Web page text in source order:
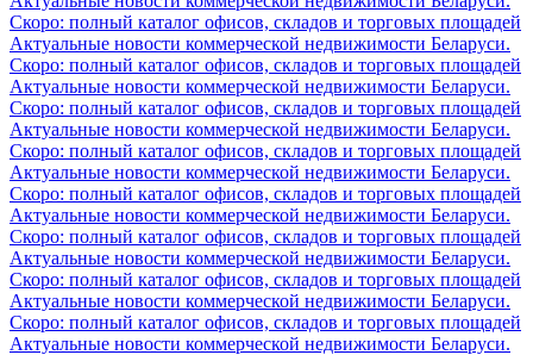
Скоро: полный каталог офисов, складов и торговых площадей
Актуальные новости коммерческой недвижимости Беларуси.
Скоро: полный каталог офисов, складов и торговых площадей
Актуальные новости коммерческой недвижимости Беларуси.
Скоро: полный каталог офисов, складов и торговых площадей
Актуальные новости коммерческой недвижимости Беларуси.
Скоро: полный каталог офисов, складов и торговых площадей
Актуальные новости коммерческой недвижимости Беларуси.
Скоро: полный каталог офисов, складов и торговых площадей
Актуальные новости коммерческой недвижимости Беларуси.
Скоро: полный каталог офисов, складов и торговых площадей
Актуальные новости коммерческой недвижимости Беларуси.
Скоро: полный каталог офисов, складов и торговых площадей
Актуальные новости коммерческой недвижимости Беларуси.
Скоро: полный каталог офисов, складов и торговых площадей
Актуальные новости коммерческой недвижимости Беларуси.